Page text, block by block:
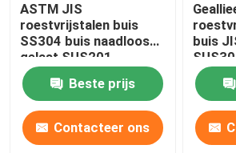
ASTM JIS
roestvrijstalen buis
SS304 buis naadloos
gelast SUS201
SUS304L TP316
Beste prijs
Contacteer ons
buis